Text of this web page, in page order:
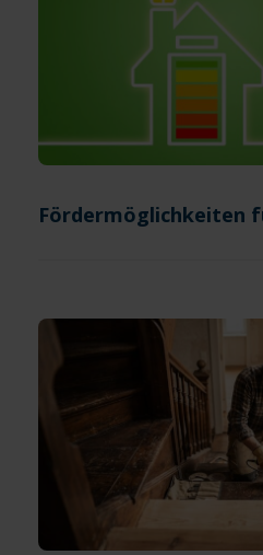
Fördermöglichkeiten